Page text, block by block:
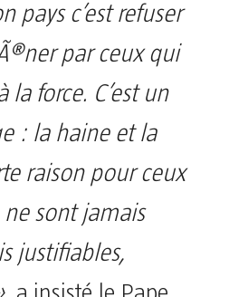
pays c’est refuser
par ceux qui
force. C’est un
: la haine et la
raison pour ceux
sont jamais
justifiables,